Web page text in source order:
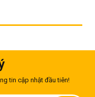
đầy đủ để chịu được
bé mà không lo bị rơi
loại nào?
nhất là kệ inox tủ bếp
thế tủ bếp. Thứ hai
tin cập nhật đầu tiên!